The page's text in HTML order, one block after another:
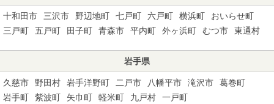
十和田市 三沢市 野辺地町 七戸町 六戸町 横浜町
おいらせ町
三戸町
五戸町 田子町 青森市 平内町 外ヶ浜町 むつ市 東通村
岩手県
久慈市 野田村 岩手洋野町 二戸市 八幡平市 滝沢市
葛巻町
岩手町
紫波町 矢巾町 軽米町 九戸村 一戸町